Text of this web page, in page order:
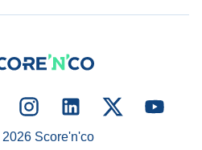
2026Score'n'co